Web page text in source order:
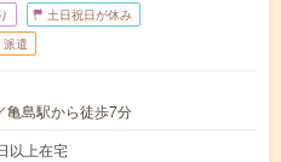
土日祝日が休み
派遣
亀島駅から徒歩7分
以上在宅